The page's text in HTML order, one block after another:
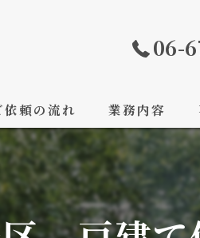
06-
依頼の流れ 業務内容